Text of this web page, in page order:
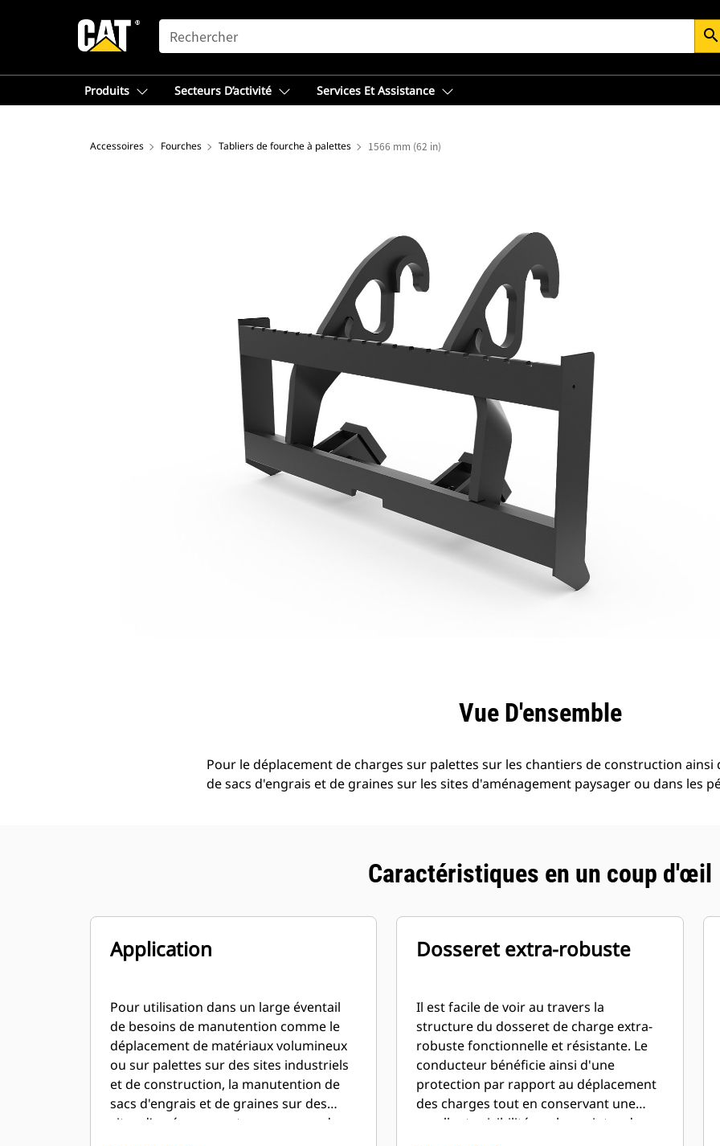
SEARCH search
Produits Secteurs D’activité Services Et Assistance
Accessoires Fourches Tabliers de fourche à palettes 1566 mm (62 in)
Vue D'ensemble
Pour le déplacement de charges sur palettes sur les chantiers de construction
de sacs d'engrais et de graines sur les sites d'aménagement paysager ou dans les
Caractéristiques en un coup d'œil
Application
Pour utilisation dans un large éventail
de besoins de manutention comme le
déplacement de matériaux volumineux
ou sur palettes sur des sites industriels
et de construction, la manutention de
sacs d'engrais et de graines sur des
sites d'aménagement paysager ou dans
Dosseret extra-robuste
Il est facile de voir au travers la
structure du dosseret de charge extra-
robuste fonctionnelle et résistante. Le
conducteur bénéficie ainsi d'une
protection par rapport au déplacement
des charges tout en conservant une
excellente visibilité sur les pointes de